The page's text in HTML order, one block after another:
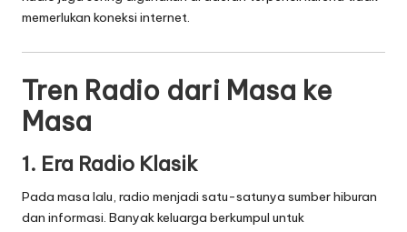
memerlukan koneksi internet.
Tren Radio dari Masa ke
Masa
1. Era Radio Klasik
Pada masa lalu, radio menjadi satu-satunya sumber hiburan
dan informasi. Banyak keluarga berkumpul untuk